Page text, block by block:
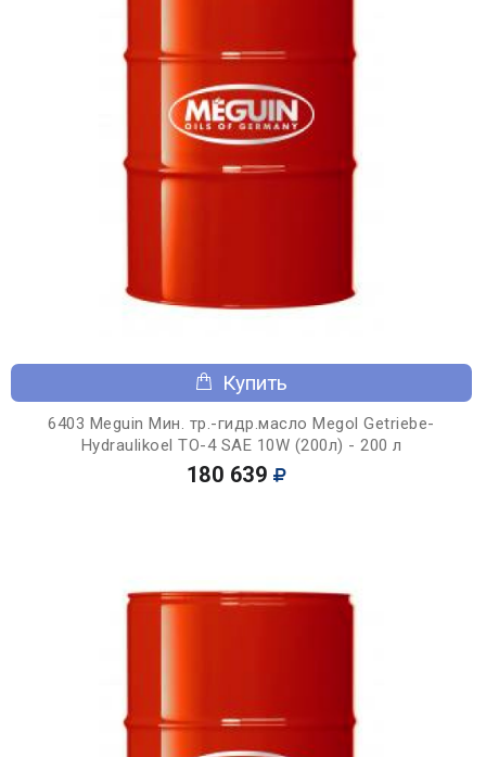
Купить
6403 Meguin Мин. тр.-гидр.масло Megol Getriebe-
Hydraulikoel TO-4 SAE 10W (200л) - 200 л
180 639